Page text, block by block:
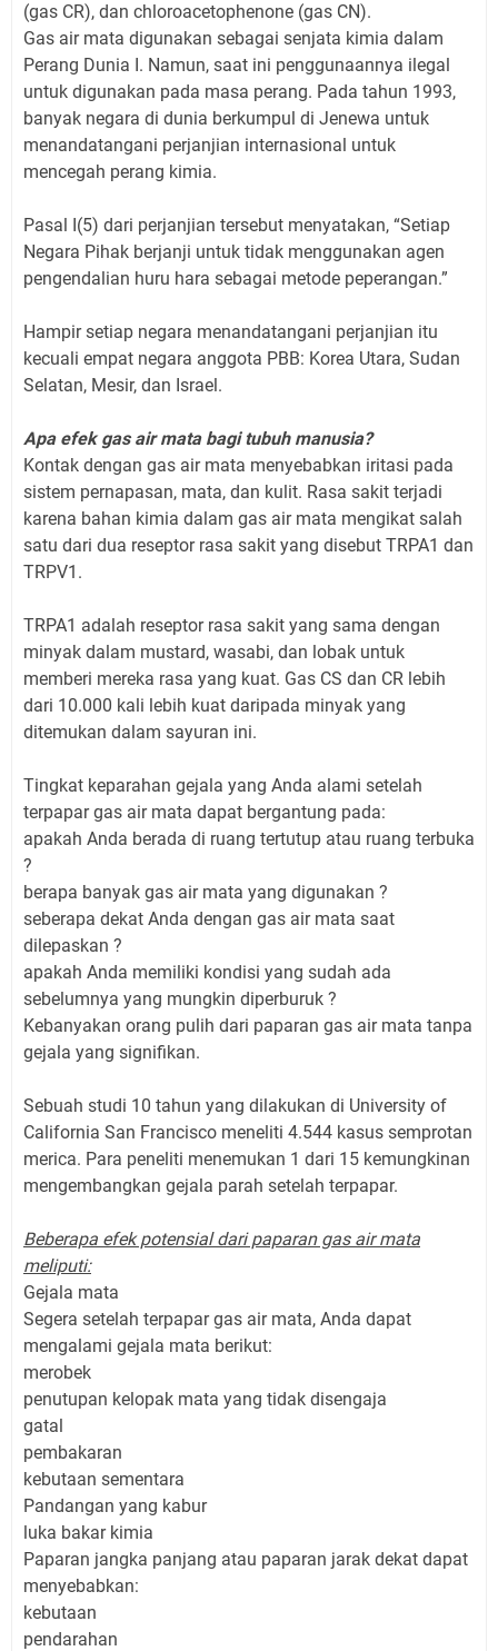
(gas CR), dan chloroacetophenone (gas CN).
Gas air mata digunakan sebagai senjata kimia dalam
Perang Dunia I. Namun, saat ini penggunaannya ilegal
untuk digunakan pada masa perang. Pada tahun 1993,
banyak negara di dunia berkumpul di Jenewa untuk
menandatangani perjanjian internasional untuk
mencegah perang kimia.
Pasal I(5) dari perjanjian tersebut menyatakan, “Setiap
Negara Pihak berjanji untuk tidak menggunakan agen
pengendalian huru hara sebagai metode peperangan.”
Hampir setiap negara menandatangani perjanjian itu
kecuali empat negara anggota PBB: Korea Utara, Sudan
Selatan, Mesir, dan Israel.
Apa efek gas air mata bagi tubuh manusia?
Kontak dengan gas air mata menyebabkan iritasi pada
sistem pernapasan, mata, dan kulit. Rasa sakit terjadi
karena bahan kimia dalam gas air mata mengikat salah
satu dari dua reseptor rasa sakit yang disebut TRPA1 dan
TRPV1.
TRPA1 adalah reseptor rasa sakit yang sama dengan
minyak dalam mustard, wasabi, dan lobak untuk
memberi mereka rasa yang kuat. Gas CS dan CR lebih
dari 10.000 kali lebih kuat daripada minyak yang
ditemukan dalam sayuran ini.
Tingkat keparahan gejala yang Anda alami setelah
terpapar gas air mata dapat bergantung pada:
apakah Anda berada di ruang tertutup atau ruang terbuka
?
berapa banyak gas air mata yang digunakan ?
seberapa dekat Anda dengan gas air mata saat
dilepaskan ?
apakah Anda memiliki kondisi yang sudah ada
sebelumnya yang mungkin diperburuk ?
Kebanyakan orang pulih dari paparan gas air mata tanpa
gejala yang signifikan.
Sebuah studi 10 tahun yang dilakukan di University of
California San Francisco meneliti 4.544 kasus semprotan
merica. Para peneliti menemukan 1 dari 15 kemungkinan
mengembangkan gejala parah setelah terpapar.
Beberapa efek potensial dari paparan gas air mata
meliputi:
Gejala mata
Segera setelah terpapar gas air mata, Anda dapat
mengalami gejala mata berikut:
merobek
penutupan kelopak mata yang tidak disengaja
gatal
pembakaran
kebutaan sementara
Pandangan yang kabur
luka bakar kimia
Paparan jangka panjang atau paparan jarak dekat dapat
menyebabkan:
kebutaan
pendarahan